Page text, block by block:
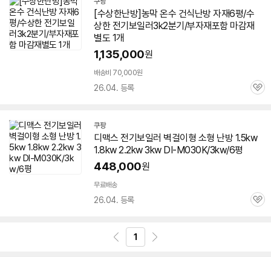
[수상한난방]농막 온수 건식난방 자재6평/수
상한전기보일러3k2분기/부자재포함 마감재
별도 1개
1,135,000원
배송비 70,000원
26.04. 등록
관
쿠팡
디맥스 전기보일러 벽걸이형 소형 난방 1.5kw
1.8kw 2.2kw 3kw DI-M030K/3kw/6평
448,000원
무료배송
26.04. 등록
관
1